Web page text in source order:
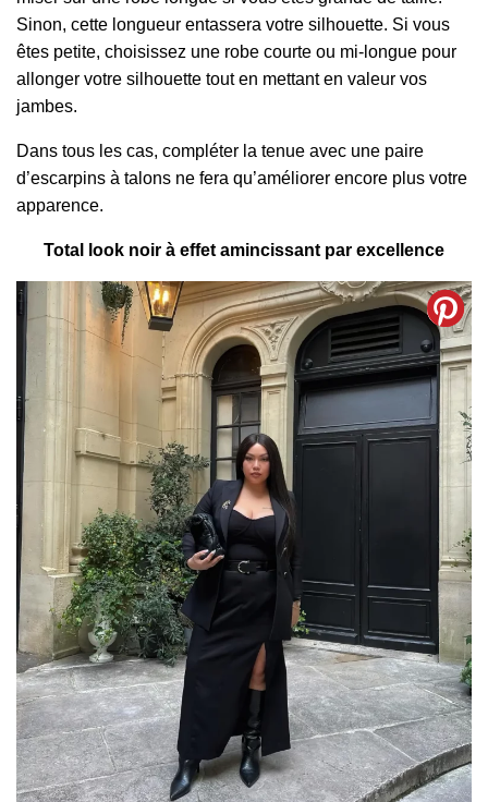
Sinon, cette longueur entassera votre silhouette. Si vous
êtes petite, choisissez une robe courte ou mi-longue pour
allonger votre silhouette tout en mettant en valeur vos
jambes.
Dans tous les cas, compléter la tenue avec une paire
d’escarpins à talons ne fera qu’améliorer encore plus votre
apparence.
Total look noir à effet amincissant par excellence